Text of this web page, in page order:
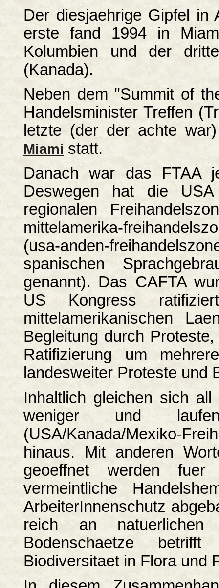
Der diesjaehrige Gipfel in
erste fand 1994 in
Kolumbien und der
(Kanada).
Neben dem "Summit of
Handelsminister Treffen
letzte (der der achte
Miami statt.
Danach war das FTAA
Deswegen hat die USA
regionalen
mittelamerika-
(usa-anden-
spanischen
genannt). Das CAFTA
US Kongress
mittelamerikanischen
Begleitung durch
Ratifizierung um
landesweiter Proteste und
Inhaltlich gleichen sich
weniger und
(USA/Kanada/Mexiko-
hinaus. Mit anderen
geoeffnet werden fuer
vermeintliche
ArbeiterInnenschutz
reich an natuerlichen
Bodenschaetze
Biodiversitaet in Flora und